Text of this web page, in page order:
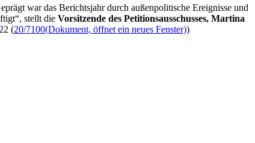
war das Berichtsjahr durch außenpolitische Ereignisse und
stellt die Vorsitzende des Petitionsausschusses, Martina
(20/7100(Dokument, öffnet ein neues Fenster))